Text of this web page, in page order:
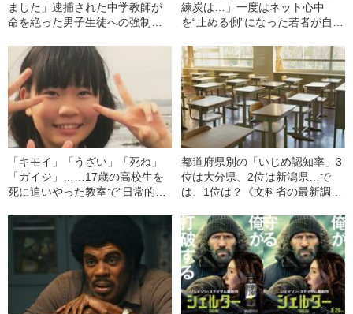
ました」逮捕された中学教師が
命を絶った男子生徒への強制わ
いを明かした
練炭は…」一度はネット心中
を“止める側”になった若者が自死
「キモイ」「うざい」「死ね」
「ガイジ」……17歳の高校生を
死に追いやった教室で“日常的に
都道府県別の「いじめ認知率」3
位は大分県、2位は新潟県…で
は、1位は？《文科省の最新調